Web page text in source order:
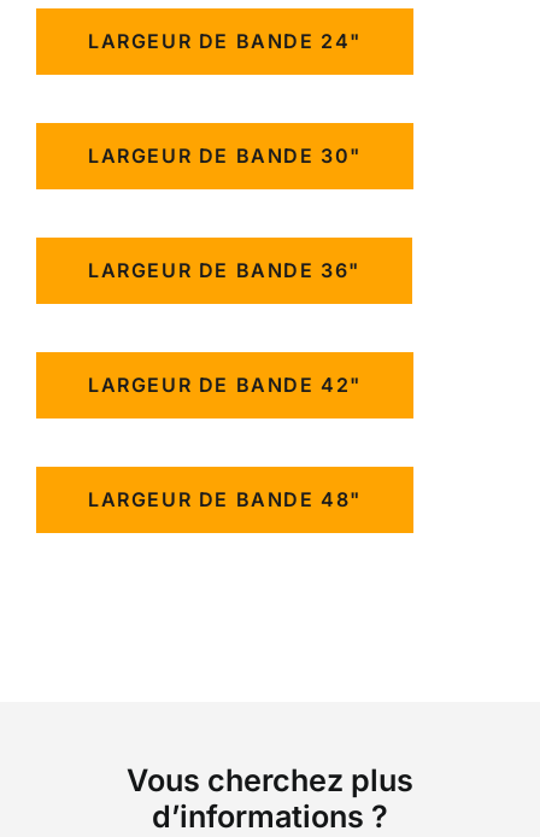
LARGEUR DE BANDE 24"
LARGEUR DE BANDE 30"
LARGEUR DE BANDE 36"
LARGEUR DE BANDE 42"
LARGEUR DE BANDE 48"
Vous cherchez plus
d’informations ?